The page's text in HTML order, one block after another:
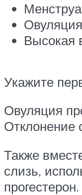
Овуляция
Высокая
Укажите
Овуляция
Отклонение
Также
слизь,
прогестерон.